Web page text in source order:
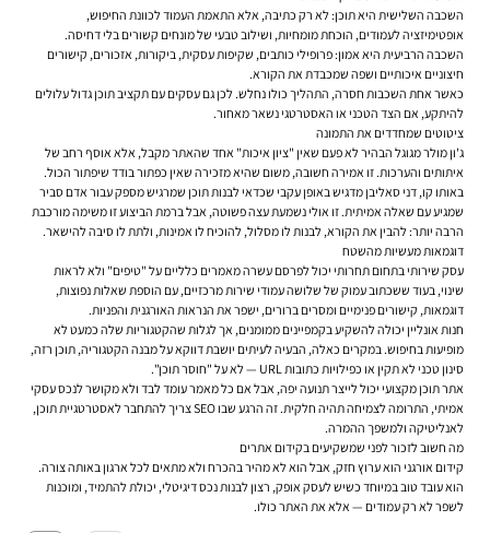
השכבה השלישית היא תוכן: לא רק כתיבה, אלא התאמת העמוד לכוונת החיפוש,
אופטימיזציה לעמודים, הוכחת מומחיות, ושילוב טבעי של מונחים קשורים בלי דחיסה.
השכבה הרביעית היא אמון: פרופילי כותבים, שקיפות עסקית, ביקורות, אזכורים, קישורים
חיצוניים איכותיים ושפה שמכבדת את הקורא.
כאשר אחת השכבות חסרה, התהליך כולו נחלש. לכן גם עסקים עם תקציב תוכן גדול עלולים
להיתקע, אם הצד הטכני או האסטרטגי נשאר מאחור.
ציטוטים שמחדדים את התמונה
ג'ון מולר מגוגל הבהיר לא פעם שאין "ציון איכות" אחד שהאתר מקבל, אלא אוסף רחב של
איתותים והערכות. זו אמירה חשובה, משום שהיא מזכירה שאין כפתור בודד שיפתור הכול.
באותו קו, דני סאליבן מדגיש באופן עקבי שכדאי לבנות תוכן שמרגיש מספק עבור אדם סביר
שמגיע עם שאלה אמיתית. זו אולי נשמעת עצה פשוטה, אבל ברמת הביצוע זו משימה מורכבת
הרבה יותר: להבין את הקורא, לבנות לו מסלול, להוכיח לו אמינות, ולתת לו סיבה להישאר.
דוגמאות מעשיות מהשטח
עסק שירותי בתחום תחרותי יכול לפרסם עשרה מאמרים כלליים על "טיפים" ולא לראות
שינוי, בעוד ששכתוב עמוק של שלושה עמודי שירות מרכזיים, עם הוספת שאלות נפוצות,
דוגמאות, קישורים פנימיים ומסרים ברורים, ישפר את הנראות האורגנית והפניות.
חנות אונליין יכולה להשקיע בקמפיינים ממומנים, אך לגלות שהקטגוריות שלה כמעט לא
מופיעות בחיפוש. במקרים כאלה, הבעיה לעיתים יושבת דווקא על מבנה הקטגוריה, תוכן רזה,
סינון טכני לא תקין או כפילויות כתובות URL — לא על "חוסר תוכן".
אתר תוכן מקצועי יכול לייצר תנועה יפה, אבל אם כל מאמר עומד לבד ולא מקושר לנכס עסקי
אמיתי, התרומה לצמיחה תהיה חלקית. זה הרגע שבו SEO צריך להתחבר לאסטרטגיית תוכן,
לאנליטיקה ולמשפך ההמרה.
מה חשוב לזכור לפני שמשקיעים בקידום אתרים
קידום אורגני הוא ערוץ חזק, אבל הוא לא מהיר בהכרח ולא מתאים לכל ארגון באותה צורה.
הוא עובד טוב במיוחד כשיש לעסק אופק, רצון לבנות נכס דיגיטלי, יכולת להתמיד, ומוכנות
לשפר לא רק עמודים — אלא את האתר כולו.